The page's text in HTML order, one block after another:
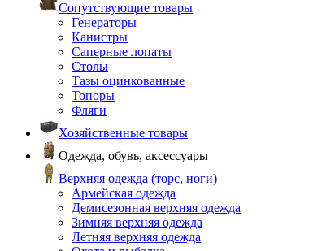
Сопутствующие товары
Генераторы
Канистры
Саперные лопаты
Столы
Тазы оцинкованные
Топоры
Фляги
Хозяйственные товары
Одежда, обувь, аксессуары
Верхняя одежда (торс, ноги)
Армейская одежда
Демисезонная верхняя одежда
Зимняя верхняя одежда
Летняя верхняя одежда